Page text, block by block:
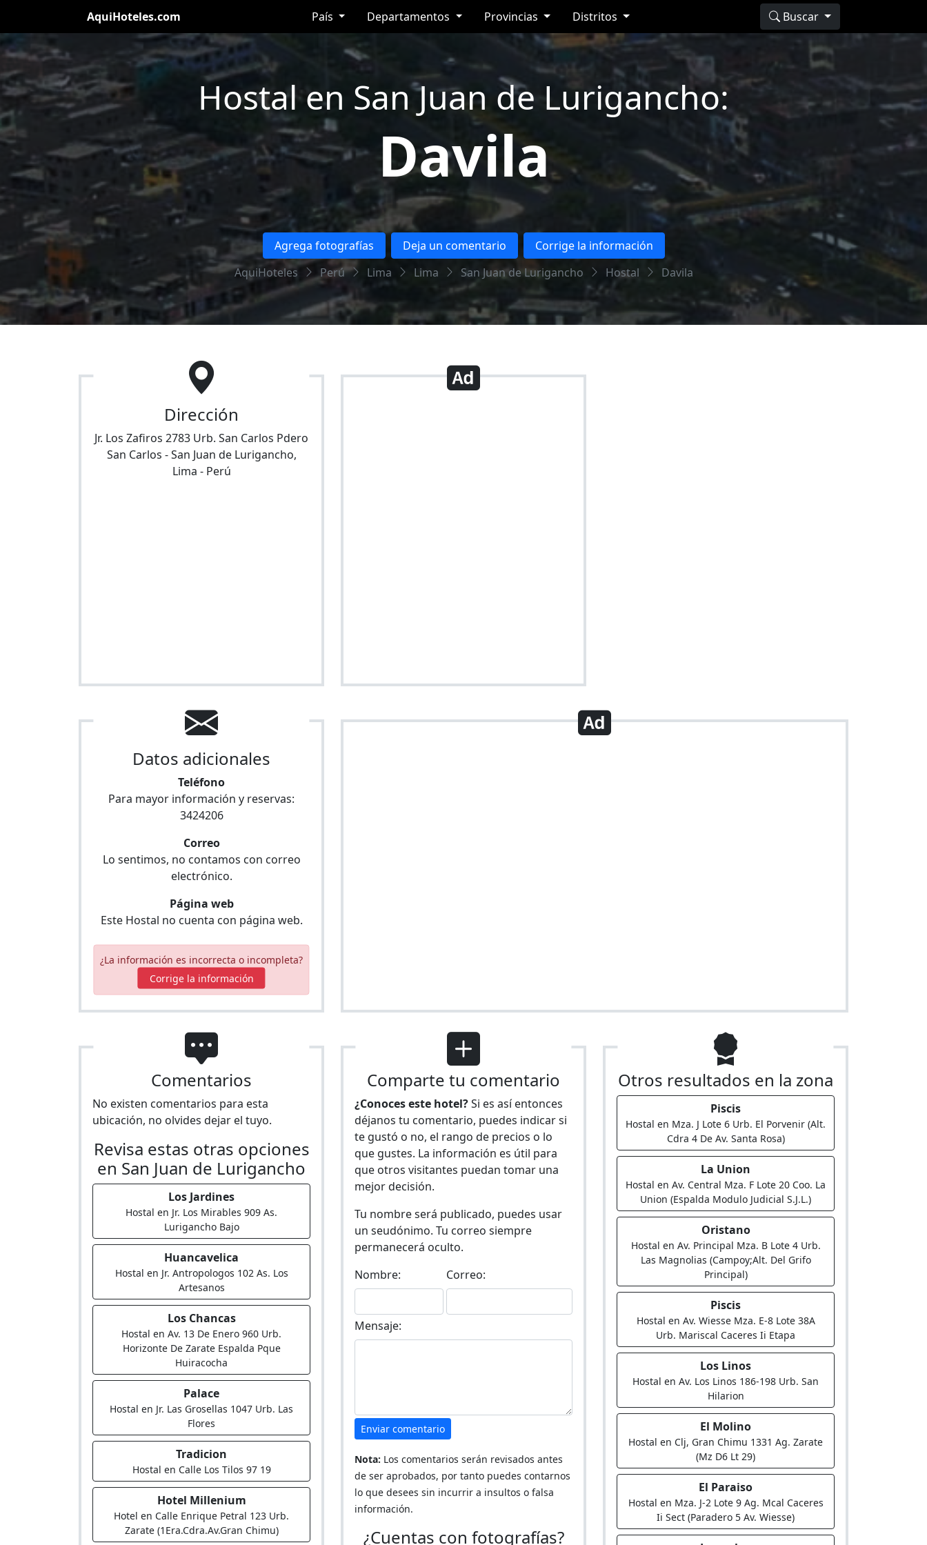
AquiHoteles.com País Departamentos Provincias Distritos Buscar
Hostal en San Juan de Lurigancho:
Davila
Agrega fotografías Deja un comentario
Corrige la información
AquiHoteles
Perú Lima Lima San Juan de Lurigancho Hostal Davila
Dirección
Jr. Los Zafiros 2783 Urb. San Carlos Pdero
San Carlos -San Juan de Lurigancho,
Lima - Perú
Datos adicionales
Teléfono
Para mayor información y reservas:
3424206
Correo
Lo sentimos, no contamos con correo
electrónico.
Página web
Este Hostal no cuenta con página web.
¿La información es incorrecta o incompleta?
Corrige la información
Comentarios
No existen comentarios para esta
ubicación, no olvides dejar el tuyo.
Revisa estas otras opciones
en San Juan de Lurigancho
Los Jardines
Hostal en Jr. Los Mirables 909 As.
Lurigancho Bajo
Huancavelica
Hostal en Jr. Antropologos 102 As. Los
Artesanos
Los Chancas
Hostal en Av. 13 De Enero 960 Urb.
Horizonte De Zarate Espalda Pque
Huiracocha
Palace
Hostal en Jr. Las Grosellas 1047 Urb. Las
Flores
Tradicion
Hostal en Calle Los Tilos 97 19
Hotel Millenium
Hotel en Calle Enrique Petral 123 Urb.
Zarate (1Era.Cdra.Av.Gran Chimu)
Comparte tu comentario
¿Conoces este hotel?Si es así entonces
déjanos tu comentario, puedes indicar si
te gustó o no, el rango de precios o lo
que gustes. La información es útil para
que otros visitantes puedan tomar una
mejor decisión.
Tu nombre será publicado, puedes usar
un seudónimo. Tu correo siempre
permanecerá oculto.
Nombre:
Correo:
Mensaje:
Enviar comentario
Nota: Los comentarios serán revisados antes
de ser aprobados, por tanto puedes contarnos
lo que desees sin incurrir a insultos o falsa
información.
¿Cuentas con fotografías?
Otros resultados en la zona
Piscis
Hostal en Mza. J Lote 6 Urb. El Porvenir (Alt.
Cdra 4 De Av. Santa Rosa)
La Union
Hostal en Av. Central Mza. F Lote 20 Coo. La
Union (Espalda Modulo Judicial S.J.L.)
Oristano
Hostal en Av. Principal Mza. B Lote 4 Urb.
Las Magnolias (Campoy;Alt. Del Grifo
Principal)
Piscis
Hostal en Av. Wiesse Mza. E-8 Lote 38A
Urb. Mariscal Caceres Ii Etapa
Los Linos
Hostal en Av. Los Linos 186-198 Urb. San
Hilarion
El Molino
Hostal en Clj, Gran Chimu 1331 Ag. Zarate
(Mz D6 Lt 29)
El Paraiso
Hostal en Mza. J-2 Lote 9 Ag. Mcal Caceres
Ii Sect (Paradero 5 Av. Wiesse)